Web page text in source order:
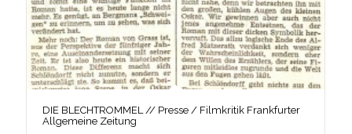
DIE BLECHTROMMEL // Presse / Filmkritik Frankfurter
Allgemeine Zeitung